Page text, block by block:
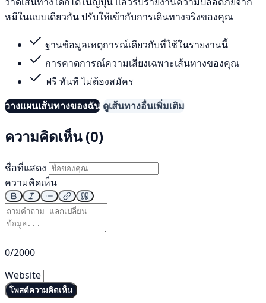
หมีในแบบเดียวกัน ปรับให้เข้ากับการเดินทางจริงของคุณ
ฐานข้อมูลเหตุการณ์เดียวกับที่ใช้ในรายงานนี้
การคาดการณ์ความเสี่ยงเฉพาะเส้นทางของคุณ
ฟรี ทันที ไม่ต้องสมัคร
วางแผนเส้นทางของฉัน ดูเส้นทางอื่นเพิ่มเติม
ความคิดเห็น (0)
ชื่อที่แสดง
ความคิดเห็น
0/2000
Website
โพสต์ความคิดเห็น